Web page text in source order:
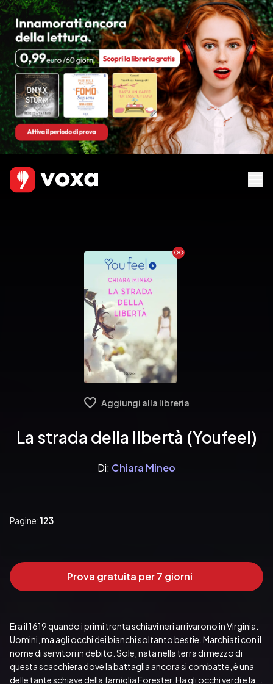
Ebook
Aggiungi alla libreria
La strada della libertà (Youfeel)
Di: Chiara Mineo
Pagine:123
Prova gratuita per 7 giorni
Era il 1619 quando i primi trenta schiavi neri arrivarono in Virginia.
Uomini, ma agli occhi dei bianchi soltanto bestie. Marchiati con il
nome di servitori in debito. Sole, nata nella terra di mezzo di
questa scacchiera dove la battaglia ancora si combatte, è una
delle tante schiave della famiglia Forester. Ha gli occhi verdi e la